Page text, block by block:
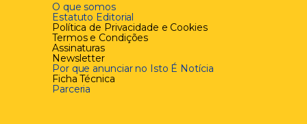
O que somos
Estatuto Editorial
Política de Privacidade e Cookies
Termos e Condições
Assinaturas
Newsletter
Por que anunciar no Isto É Notícia
Ficha Técnica
Parceria